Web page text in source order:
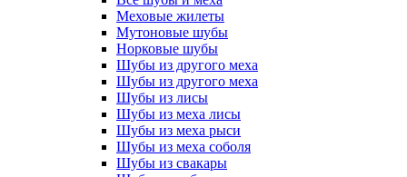
Меховые жилеты
Мутоновые шубы
Норковые шубы
Шубы из другого меха
Шубы из другого меха
Шубы из лисы
Шубы из меха лисы
Шубы из меха рыси
Шубы из меха соболя
Шубы из свакары